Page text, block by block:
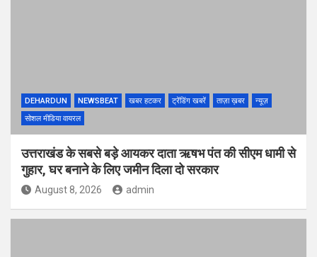
DEHARDUN NEWSBEAT खबर हटकर ट्रेंडिंग खबरें ताज़ा ख़बर
न्यूज़
सोशल मीडिया वायरल
उत्तराखंड के सबसे बड़े आयकर दाता ऋषभ पंत की सीएम धामी से
गुहार, घर बनाने के लिए जमीन दिला दो सरकार
August 8, 2026 admin